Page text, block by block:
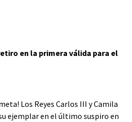
en la primera válida para el